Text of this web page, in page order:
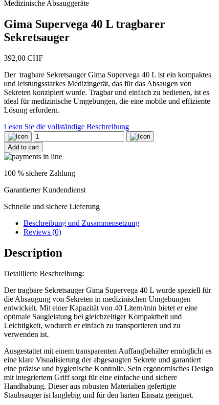
Medizinische Absauggeräte
Gima Supervega 40 L tragbarer
Sekretsauger
392,00 CHF
Der tragbare Sekretsauger Gima Supervega 40 L ist ein kompaktes
und leistungsstarkes Medizingerät, das für das Absaugen von
Sekreten konzipiert wurde. Tragbar und einfach zu bedienen, ist es
ideal für medizinische Umgebungen, die eine mobile und effiziente
Lösung erfordern.
Lesen Sie die vollständige Beschreibung
Gima
Supervega
40
L
tragbarer
quantity
Add to cart
100 % sichere Zahlung
Garantierter Kundendienst
Schnelle und sichere Lieferung
Beschreibung und Zusammensetzung
Reviews (0)
Description
Detaillierte Beschreibung:
Der tragbare Sekretsauger Gima Supervega 40 L wurde speziell für
die Absaugung von Sekreten in medizinischen Umgebungen
entwickelt. Mit einer Kapazität von 40 Litern/min bietet er eine
optimale Saugleistung bei gleichzeitiger Kompaktheit und
Leichtigkeit, wodurch er einfach zu transportieren und zu
verwenden ist.
Ausgestattet mit einem transparenten Auffangbehälter ermöglicht es
eine klare Visualisierung der abgesaugten Sekrete und garantiert
eine präzise und hygienische Kontrolle. Sein ergonomisches Design
mit integriertem Griff sorgt für eine einfache und sichere
Handhabung. Dieser aus robusten Materialien gefertigte
Staubsauger ist langlebig und für den harten Einsatz geeignet.